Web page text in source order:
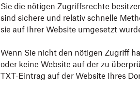
Sie die nötigen Zugriffsrechte
sind sichere und relativ schnelle
sie auf Ihrer Website umgesetzt
Wenn Sie nicht den nötigen Zugriff
oder keine Website auf der zu
TXT-Eintrag auf der Website Ihres